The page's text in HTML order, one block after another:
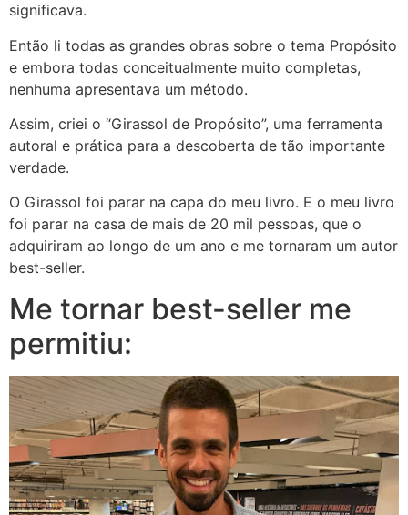
significava.
Então li todas as grandes obras sobre o tema Propósito
e embora todas conceitualmente muito completas,
nenhuma apresentava um método.
Assim, criei o “Girassol de Propósito”, uma ferramenta
autoral e prática para a descoberta de tão importante
verdade.
O Girassol foi parar na capa do meu livro. E o meu livro
foi parar na casa de mais de 20 mil pessoas, que o
adquiriram ao longo de um ano e me tornaram um autor
best-seller.
Me tornar best-seller me
permitiu: